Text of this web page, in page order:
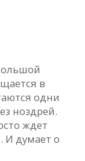
в
одни
ноздрей.
ждет
И думает о